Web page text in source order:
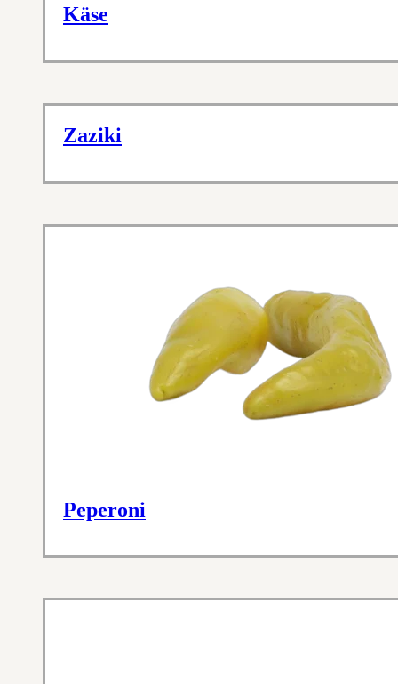
Käse
Zaziki
Peperoni